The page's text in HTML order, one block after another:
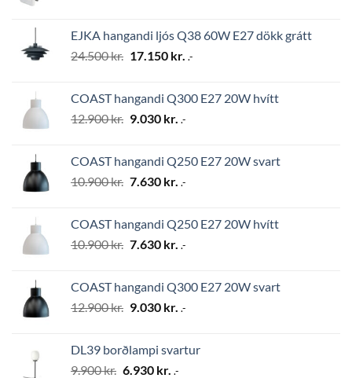
2.794 kr..1.956 kr..
EJKA hangandi ljós Q38 60W E27 dökk grátt
24.500kr. Original
24.500 kr..
17.150 kr. Current
17.150 kr..
.-
COAST hangandi Q300 E27 20W hvítt
12.900kr. Original
12.900 kr..
9.030 kr. Current
9.030 kr..
.-
COAST hangandi Q250 E27 20W svart
10.900kr. Original
10.900 kr..
7.630 kr. Current
7.630 kr..
.-
COAST hangandi Q250 E27 20W hvítt
10.900kr. Original
10.900 kr..
7.630 kr. Current
7.630 kr..
.-
COAST hangandi Q300 E27 20W svart
12.900kr. Original
12.900 kr..
9.030 kr. Current
9.030 kr..
.-
DL39 borðlampi svartur
9.900kr. Original
6.930 kr. Current
.-